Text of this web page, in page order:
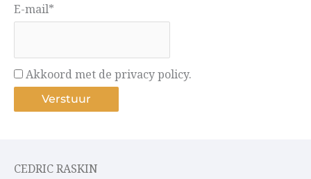
E-mail*
Akkoord met de privacy policy.
CEDRIC RASKIN